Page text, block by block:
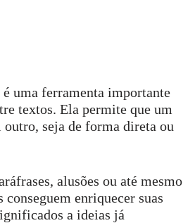
uma ferramenta importante
textos. Ela permite que um
seja de forma direta ou
alusões ou até mesmo
conseguem enriquecer suas
a ideias já